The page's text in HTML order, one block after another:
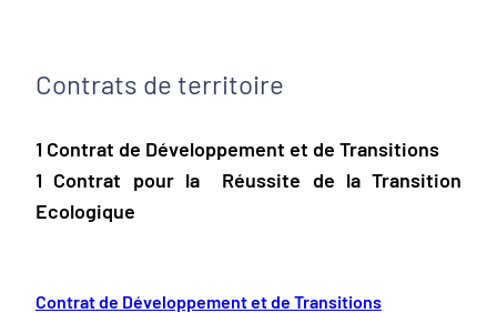
Contrats de territoire
1 Contrat de Développement et de Transitions
1 Contrat pour la Réussite de la Transition
Ecologique
Contrat de Développement et de Transitions